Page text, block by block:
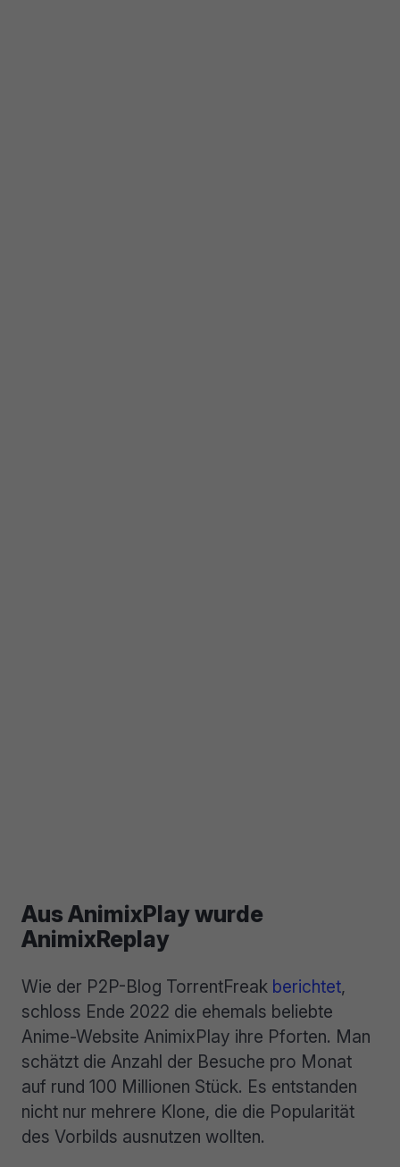
Aus AnimixPlay wurde
AnimixReplay
Wie der P2P-Blog TorrentFreak berichtet,
schloss Ende 2022 die ehemals beliebte
Anime-Website AnimixPlay ihre Pforten. Man
schätzt die Anzahl der Besuche pro Monat
auf rund 100 Millionen Stück. Es entstanden
nicht nur mehrere Klone, die die Popularität
des Vorbilds ausnutzen wollten.